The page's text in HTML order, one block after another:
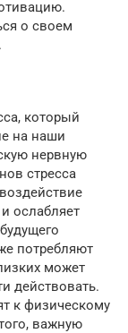
о своем
который
на наши
нервную
стресса
ослабляет
потребляют
может
действовать.
к физическому
важную